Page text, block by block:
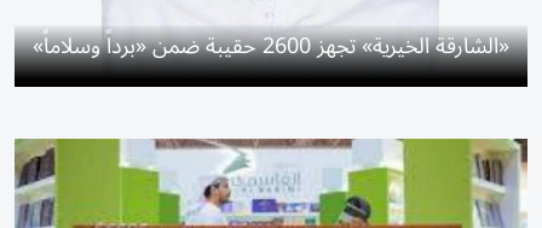
«الشارقة الخيرية» تجهز 2600 حقيبة ضمن «برداً وسلاماً»